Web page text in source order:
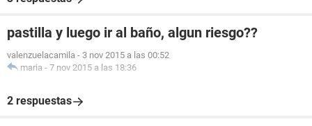
pastilla y luego ir al baño, algun riesgo??
valenzuelacamila - 3 nov 2015 a las 00:52
maria - 7 nov 2015 a las 18:36
2 respuestas